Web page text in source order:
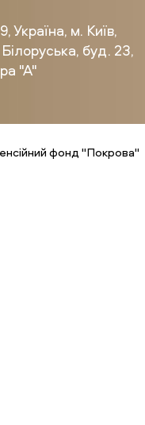
Україна, м. Київ,
буд. 23,
"А"
фонд "Покрова"